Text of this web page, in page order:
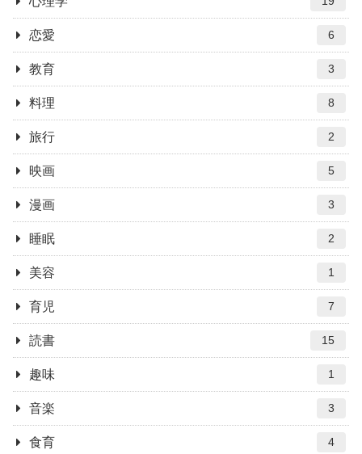
恋愛 6
教育 3
料理 8
旅行 2
映画 5
漫画 3
睡眠 2
美容 1
育児 7
読書 15
趣味 1
音楽 3
食育 4